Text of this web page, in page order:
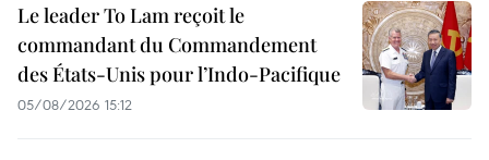
Le leader To Lam reçoit le
commandant du Commandement
des États-Unis pour l’Indo-Pacifique
05/08/2026 15:12